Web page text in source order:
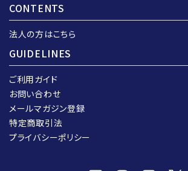
CONTENTS
法人の方はこちら
GUIDELINES
ご利用ガイド
お問い合わせ
メールマガジン登録
特定商取引法
プライバシーポリシー